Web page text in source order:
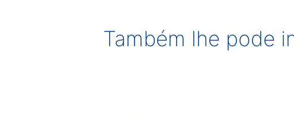
Também lhe pode